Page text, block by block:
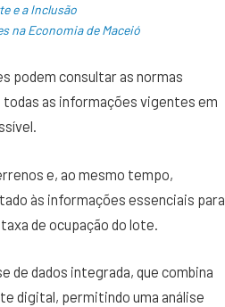
e a Inclusão
na Economia de Maceió
podem consultar as normas
as informações vigentes em
e, ao mesmo tempo,
às informações essenciais para
de ocupação do lote.
de dados integrada, que combina
digital, permitindo uma análise